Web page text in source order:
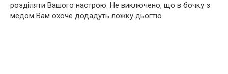
розділяти Вашого настрою. Не виключено, що в бочку з
медом Вам охоче додадуть ложку дьогтю.